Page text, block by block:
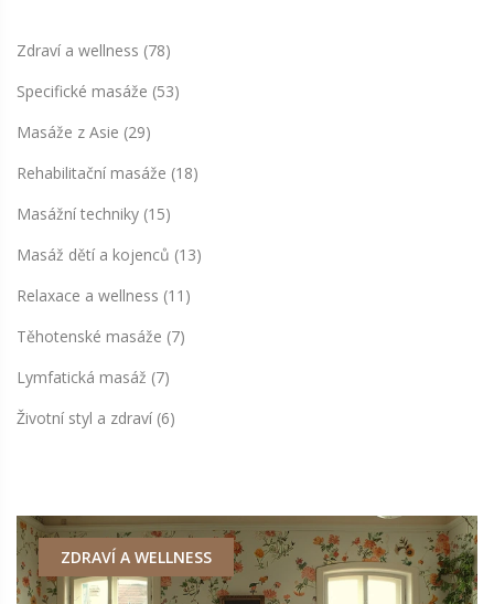
Zdraví a wellness (78)
Specifické masáže (53)
Masáže z Asie (29)
Rehabilitační masáže (18)
Masážní techniky (15)
Masáž dětí a kojenců (13)
Relaxace a wellness (11)
Těhotenské masáže (7)
Lymfatická masáž (7)
Životní styl a zdraví (6)
ZDRAVÍ A WELLNESS